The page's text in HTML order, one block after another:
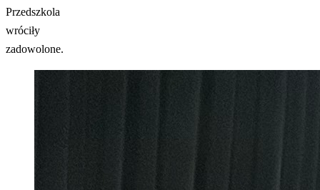
Przedszkola
wróciły
zadowolone.